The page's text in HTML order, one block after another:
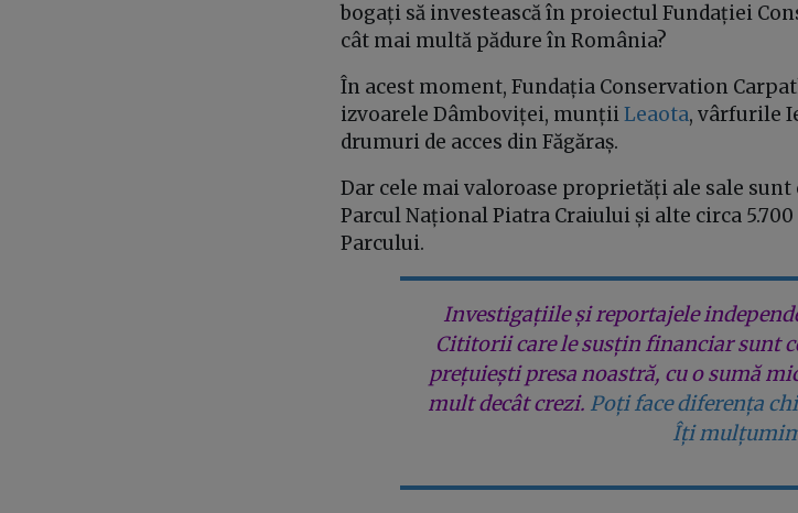
bogați să investească în proiectul Fundației
cât mai multă pădure în România?
În acest moment, Fundația Conservation
izvoarele Dâmboviței, munțiiLeaota, vârfurile
drumuri de acces din Făgăraș.
Dar cele mai valoroase proprietăți ale sale sunt
Parcul Național Piatra Craiului și alte circa
Parcului.
Investigațiile și reportajele
Cititorii care le susțin financiar sunt
prețuiești presa noastră, cu o sumă
mult decât crezi. Poți face diferența
Îți